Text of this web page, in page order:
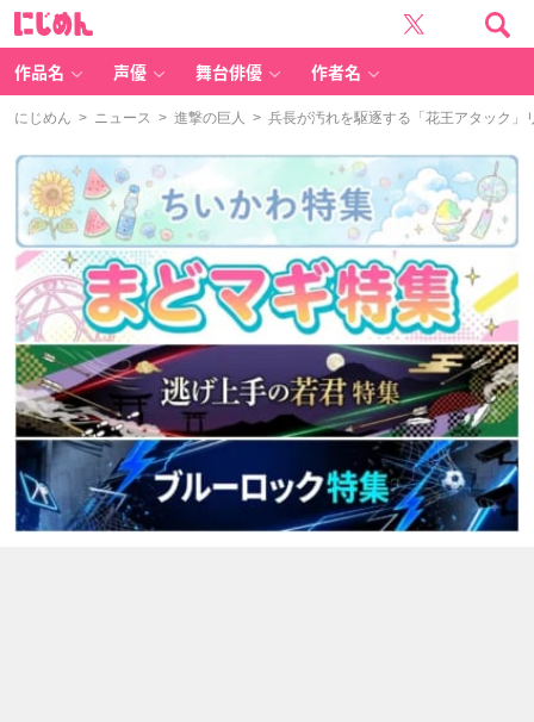
作品名 声優 舞台俳優 作者名
にじめん > ニュース > 進撃の巨人 > 兵長が汚れを駆逐する「花王アタック」